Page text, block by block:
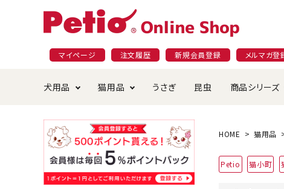
マイページ 注文履歴 新規会員登録 メルマガ登
犬用品
ドッグフード おやつ
ペットシーツ ベッド
猫用品
ごはん・おやつ お手入
ベッド・ハウス・マット サーク
うさぎ 昆虫 商品シリーズ
プラクト 素材そ
夜のお散歩特集 無添
国産フード&おやつ特集 穀物不使用
ショッピングガイド 会員
返品・交換について オンラ
HOME 猫用品
Petio 猫小町